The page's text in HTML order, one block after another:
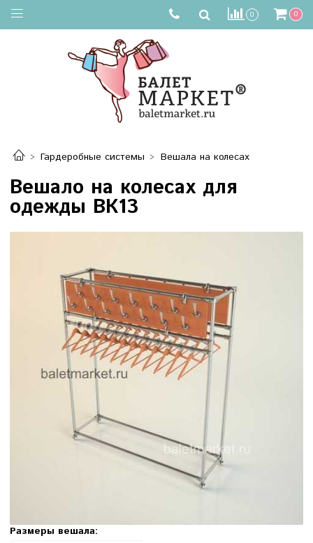
0 0
Гардеробные системы Вешала на колесах
Вешало на колесах для
одежды ВК13
Размеры вешала: